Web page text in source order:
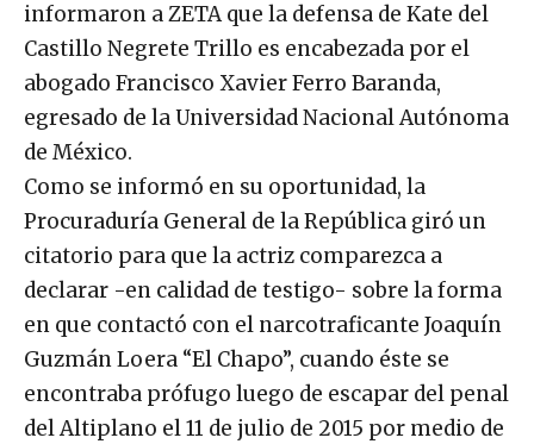
informaron a ZETA que la defensa de Kate del
Castillo Negrete Trillo es encabezada por el
abogado Francisco Xavier Ferro Baranda,
egresado de la Universidad Nacional Autónoma
de México.
Como se informó en su oportunidad, la
Procuraduría General de la República giró un
citatorio para que la actriz comparezca a
declarar -en calidad de testigo- sobre la forma
en que contactó con el narcotraficante Joaquín
Guzmán Loera “El Chapo”, cuando éste se
encontraba prófugo luego de escapar del penal
del Altiplano el 11 de julio de 2015 por medio de